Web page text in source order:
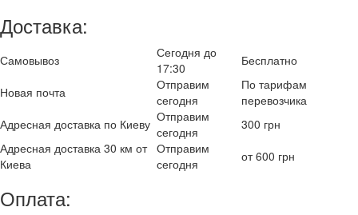
Доставка:
Самовывоз
Сегодня до
17:30
Бесплатно
Новая почта
Отправим
сегодня
По тарифам
перевозчика
Адресная доставка по Киеву Отправим
сегодня
300 грн
Адресная доставка 30 км от
Киева
Отправим
сегодня
от 600 грн
Оплата: